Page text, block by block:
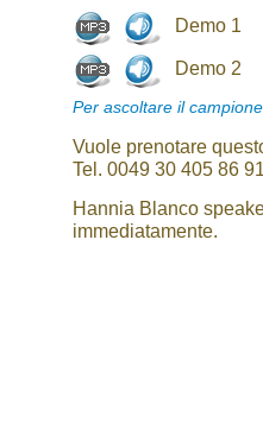
Demo 1
Demo 2
Per ascoltare il
Vuole prenotare
Tel. 0049 30 405 86
Hannia Blanco
immediatamente.